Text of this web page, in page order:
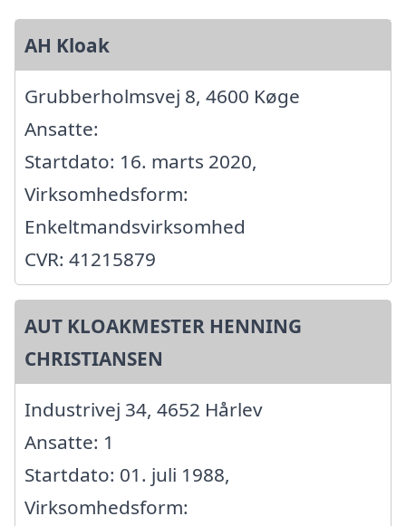
AH Kloak
Grubberholmsvej 8, 4600 Køge
Ansatte:
Startdato: 16. marts 2020,
Virksomhedsform:
Enkeltmandsvirksomhed
CVR: 41215879
AUT KLOAKMESTER HENNING
CHRISTIANSEN
Industrivej 34, 4652 Hårlev
Ansatte: 1
Startdato: 01. juli 1988,
Virksomhedsform: